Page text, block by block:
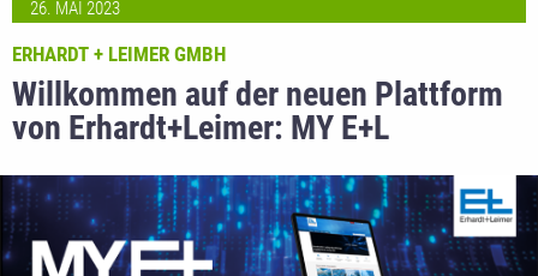
26. MAI 2023
Willkommen auf der neuen Plattform
von Erhardt+Leimer: MY E+L
ERHARDT + LEIMER GMBH